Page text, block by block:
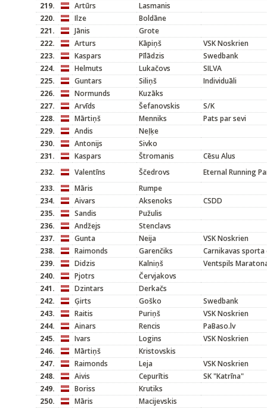
219.
Artūrs
Lasmanis
220.
Ilze
Boldāne
221.
Jānis
Grote
222.
Arturs Kāpiņš
VSK Noskrien
223.
Kaspars Pīlādzis
Swedbank
224.
Helmuts Lukačovs
SILVA
225.
Guntars Siliņš
Individuāli
226.
Normunds
Kuzāks
227.
Arvīds Šefanovskis
S/K
228.
Mārtiņš Menniks
Pats par sevi
229.
Andis
Neļķe
230.
Antonijs
Sivko
231.
Kaspars Štromanis
Cēsu Alus
232.
Valentīns Ščedrovs
Eternal Running
233.
Māris
Rumpe
234.
Aivars Aksenoks
CSDD
235.
Sandis
Pužulis
236.
Andžejs
Stenclavs
237.
Gunta Neija
VSK Noskrien
238.
Raimonds Garenčiks
Carnikavas sporta
239.
Didzis Kalniņš
Ventspils
240.
Pjotrs
Červjakovs
241.
Dzintars
Derkačs
242.
Ģirts Goško
Swedbank
243.
Raitis Puriņš
VSK Noskrien
244.
Ainars Rencis
PaBaso.lv
245.
Ivars Logins
VSK Noskrien
246.
Mārtiņš
Kristovskis
247.
Raimonds Leja
VSK Noskrien
248.
Aivis Cepurītis
SK "Katrīna"
249.
Boriss
Krutiks
250.
Māris
Macijevskis